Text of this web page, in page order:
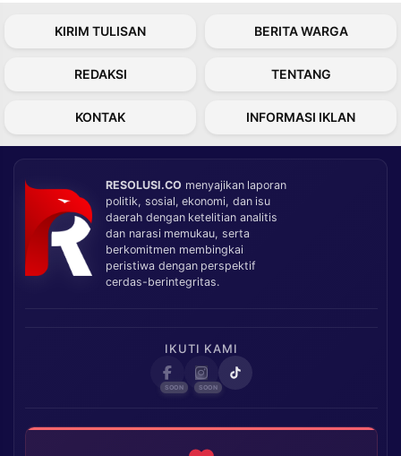
KIRIM TULISAN BERITA WARGA
REDAKSI TENTANG
KONTAK INFORMASI IKLAN
RESOLUSI.CO menyajikan laporan
politik, sosial, ekonomi, dan isu
daerah dengan ketelitian analitis
dan narasi memukau, serta
berkomitmen membingkai
peristiwa dengan perspektif
cerdas-berintegritas.
IKUTI KAMI